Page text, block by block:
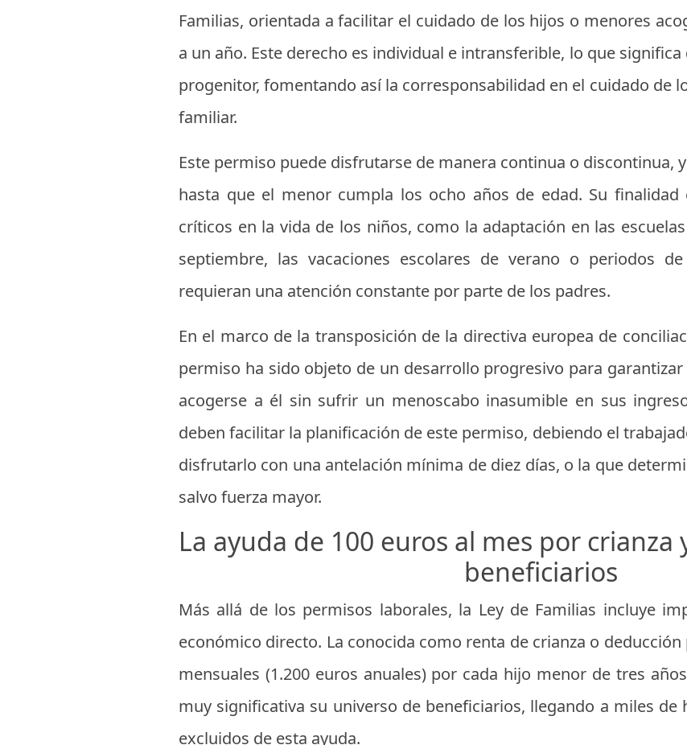
Familias, orientada a facilitar el cuidado de los hijos o menores
a un año. Este derecho es individual e intransferible, lo que
progenitor, fomentando así la corresponsabilidad en el cuidado de
familiar.
Este permiso puede disfrutarse de manera continua o discontinua,
hasta que el menor cumpla los ocho años de edad. Su
críticos en la vida de los niños, como la adaptación en las
septiembre, las vacaciones escolares de verano o periodos
requieran una atención constante por parte de los padres.
En el marco de la transposición de la directiva europea de
permiso ha sido objeto de un desarrollo progresivo para
acogerse a él sin sufrir un menoscabo inasumible en sus
deben facilitar la planificación de este permiso, debiendo el
disfrutarlo con una antelación mínima de diez días, o la que
salvo fuerza mayor.
La ayuda de 100 euros al mes por
beneficiarios
Más allá de los permisos laborales, la Ley de Familias incluye
económico directo. La conocida como renta de crianza o
mensuales (1.200 euros anuales) por cada hijo menor de tres
muy significativa su universo de beneficiarios, llegando a miles de
excluidos de esta ayuda.